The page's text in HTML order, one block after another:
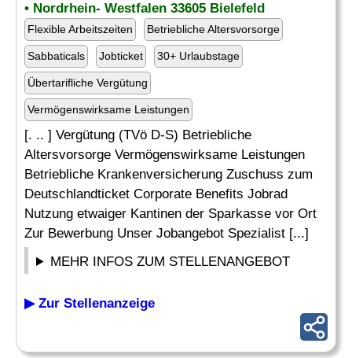
• Nordrhein- Westfalen 33605 Bielefeld
Flexible Arbeitszeiten Betriebliche Altersvorsorge
Sabbaticals Jobticket 30+ Urlaubstage
Übertarifliche Vergütung
Vermögenswirksame Leistungen
[. .. ] Vergütung (TVö D-S) Betriebliche
Altersvorsorge Vermögenswirksame Leistungen
Betriebliche Krankenversicherung Zuschuss zum
Deutschlandticket Corporate Benefits Jobrad
Nutzung etwaiger Kantinen der Sparkasse vor Ort
Zur Bewerbung Unser Jobangebot Spezialist [...]
MEHR INFOS ZUM STELLENANGEBOT
▶ Zur Stellenanzeige